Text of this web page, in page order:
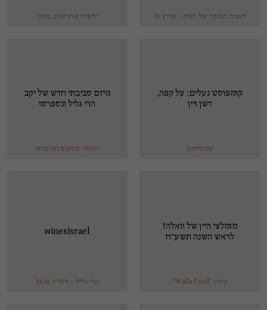
תכנית הבוקר של רשת - ערוץ 13 ידיעות אחרונות, ממון
קומפוסט נעלים: על קפה,
דשן ויין
סנהדרינק
מיזם סביבתי חדש של יקב
הרי גליל ונספרסו
וואלה עסקים וצרכנות
מומלצי היין של וואלה!
לראש השנה תשע"ח
מגזין "Walla Food"
winesisrael
הרי גליל – ויונייה 2016